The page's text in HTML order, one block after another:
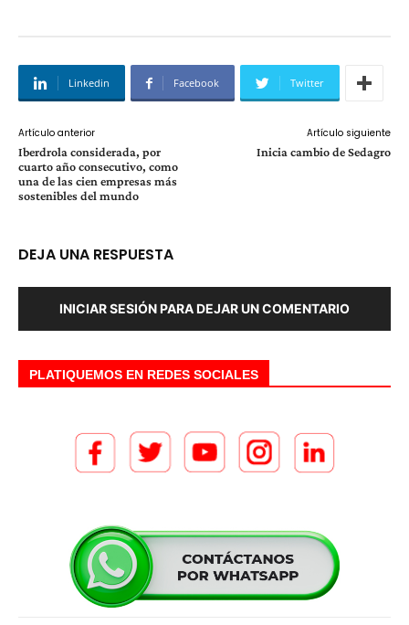
Linkedin Facebook Twitter
Artículo anterior
Iberdrola considerada, por
cuarto año consecutivo, como
una de las cien empresas más
sostenibles del mundo
Artículo siguiente
Inicia cambio de Sedagro
DEJA UNA RESPUESTA
INICIAR SESIÓN PARA DEJAR UN COMENTARIO
PLATIQUEMOS EN REDES SOCIALES